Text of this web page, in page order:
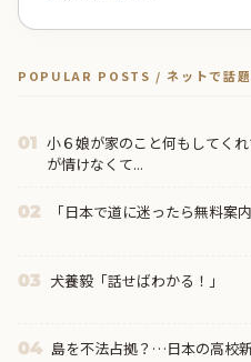
POPULAR POSTS / ネットで話題
01 小６娘が家のこと何もしてく
が情けなくて...
02 「日本で道に迷ったら無料案
03 犬養毅「話せばわかる！」
04 島を不法占拠？…日本の高校